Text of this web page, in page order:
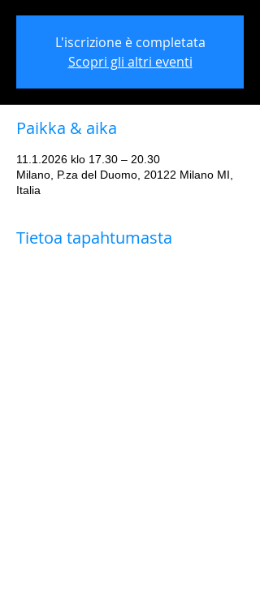
L'iscrizione è completata
Scopri gli altri eventi
Paikka & aika
11.1.2026 klo 17.30 – 20.30
Milano, P.za del Duomo, 20122 Milano MI,
Italia
Tietoa tapahtumasta